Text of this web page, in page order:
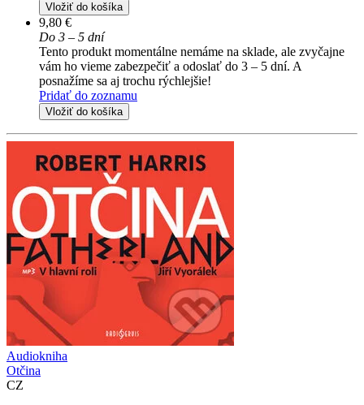
Vložiť do košíka
9,80 €
Do 3 – 5 dní
Tento produkt momentálne nemáme na sklade, ale zvyčajne
vám ho vieme zabezpečiť a odoslať do 3 – 5 dní. A
posnažíme sa aj trochu rýchlejšie!
Pridať do zoznamu
Vložiť do košíka
Audiokniha
Otčina
CZ